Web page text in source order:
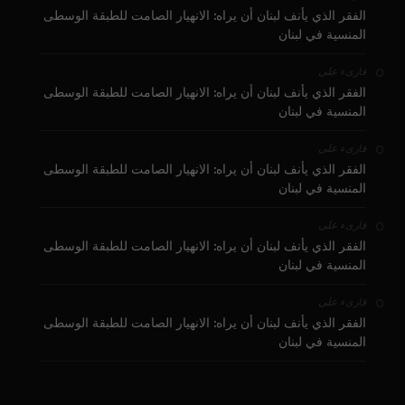
الفقر الذي يأنف لبنان أن يراه: الانهيار الصامت للطبقة الوسطى
المنسية في لبنان
قارىء على
الفقر الذي يأنف لبنان أن يراه: الانهيار الصامت للطبقة الوسطى
المنسية في لبنان
قارىء على
الفقر الذي يأنف لبنان أن يراه: الانهيار الصامت للطبقة الوسطى
المنسية في لبنان
قارىء على
الفقر الذي يأنف لبنان أن يراه: الانهيار الصامت للطبقة الوسطى
المنسية في لبنان
قارىء على
الفقر الذي يأنف لبنان أن يراه: الانهيار الصامت للطبقة الوسطى
المنسية في لبنان